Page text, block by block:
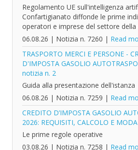
Regolamento UE sull'intelligenza
Confartigianato diffonde le prime
operatori e imprese del settore della
06.08.26 | Notizia n. 7260 | Read
TRASPORTO MERCI E PERSONE -
D'IMPOSTA GASOLIO
notizia n. 2
Guida alla presentazione dell'istanza
06.08.26 | Notizia n. 7259 | Read
CREDITO D’IMPOSTA GASOLIO
2026: REQUISITI, CALCOLO E
Le prime regole operative
03.08.26 | Notizia n. 7258 | Read